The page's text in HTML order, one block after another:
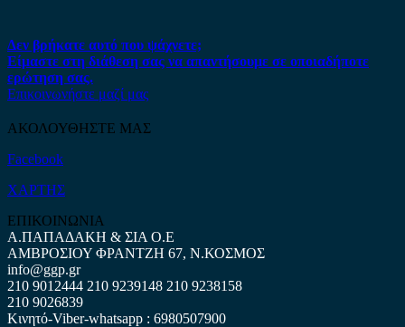
Δεν βρήκατε αυτό που ψάχνετε;
Είμαστε στη διάθεση σας να απαντήσουμε σε οποιαδήποτε
ερώτηση σας.
Επικοινωνήστε μαζί μας
ΑΚΟΛΟΥΘΗΣΤΕ ΜΑΣ
Facebook
ΧΑΡΤΗΣ
ΕΠΙΚΟΙΝΩΝΙΑ
Α.ΠΑΠΑΔΑΚΗ & ΣΙΑ Ο.Ε
ΑΜΒΡΟΣΙΟΥ ΦΡΑΝΤΖΗ 67, Ν.ΚΟΣΜΟΣ
info@ggp.gr
210 9012444 210 9239148 210 9238158
210 9026839
Κινητό-Viber-whatsapp : 6980507900